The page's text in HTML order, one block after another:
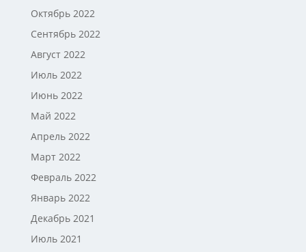
Октябрь 2022
Сентябрь 2022
Август 2022
Июль 2022
Июнь 2022
Май 2022
Апрель 2022
Март 2022
Февраль 2022
Январь 2022
Декабрь 2021
Июль 2021